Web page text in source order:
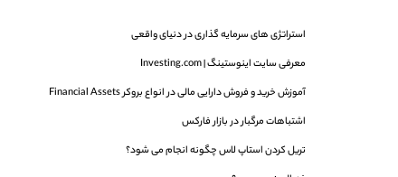
استراتژی های سرمایه گذاری در دنیای واقعی
معرفی سایت اینوستینگ | Investing.com
آموزش خرید و فروش دارایی مالی در انواع بروکر Financial Assets
اشتباهات مرگبار در بازار فارکس
تریل کردن استاپ لاس چگونه انجام می شود؟